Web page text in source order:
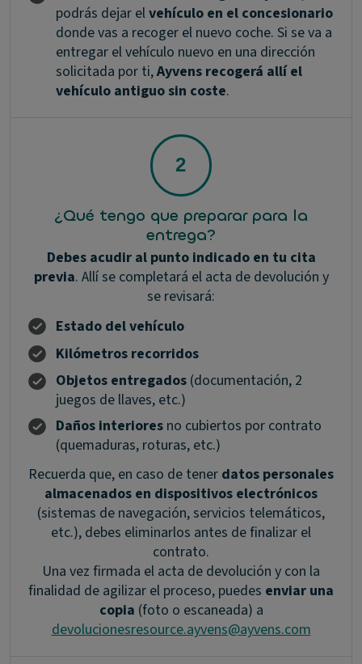
podrás dejar elvehículo en el concesionario
donde vas a recoger el nuevo coche. Si se va a
entregar el vehículo nuevo en una dirección
solicitada por ti,Ayvens recogerá allí el
vehículo antiguo sin coste.
¿Qué tengo que preparar para la
entrega?
Debes acudir al punto indicado en tu cita
previa. Allí se completará el acta de devolución y
se revisará:
Estado del vehículo
Kilómetros recorridos
Objetos entregados (documentación, 2
juegos de llaves, etc.)
Daños interiores no cubiertos por contrato
(quemaduras, roturas, etc.)
Recuerda que, en caso de tener datos personales
almacenados en dispositivos electrónicos
(sistemas de navegación, servicios telemáticos,
etc.), debes eliminarlos antes de finalizar el
contrato.
Una vez firmada el acta de devolución y con la
finalidad de agilizar el proceso, puedes enviar una
copia (foto o escaneada) a
devolucionesresource.ayvens@ayvens.com